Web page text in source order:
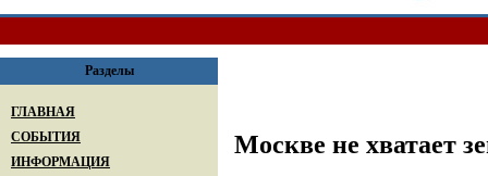
Разделы
ГЛАВНАЯ
СОБЫТИЯ
ИНФОРМАЦИЯ
Москве не хватает